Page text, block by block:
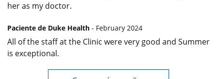
her as my doctor.
Paciente de Duke Health - February 2024
All of the staff at the Clinic were very good and Summer
is exceptional.